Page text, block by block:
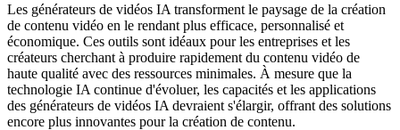
Les générateurs de vidéos IA transforment le paysage de la création
de contenu vidéo en le rendant plus efficace, personnalisé et
économique. Ces outils sont idéaux pour les entreprises et les
créateurs cherchant à produire rapidement du contenu vidéo de
haute qualité avec des ressources minimales. À mesure que la
technologie IA continue d'évoluer, les capacités et les applications
des générateurs de vidéos IA devraient s'élargir, offrant des solutions
encore plus innovantes pour la création de contenu.